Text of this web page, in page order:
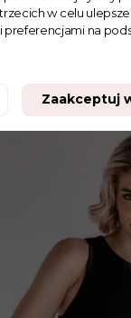
z nadrukiem
w celu
na
Zaakceptuj